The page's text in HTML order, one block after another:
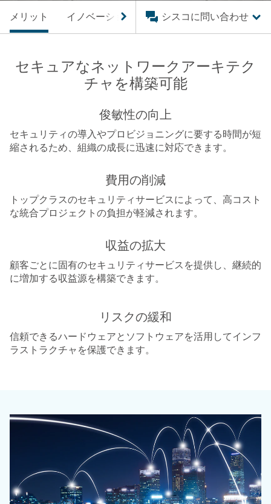
メリット イノベーション 製品 ソリューション
シスコに問い合わせ
セキュアなネットワークアーキテク
チャを構築可能
俊敏性の向上
セキュリティの導入やプロビジョニングに要する時間が短
縮されるため、組織の成長に迅速に対応できます。
費用の削減
トップクラスのセキュリティサービスによって、高コスト
な統合プロジェクトの負担が軽減されます。
収益の拡大
顧客ごとに固有のセキュリティサービスを提供し、継続的
に増加する収益源を構築できます。
リスクの緩和
信頼できるハードウェアとソフトウェアを活用してインフ
ラストラクチャを保護できます。